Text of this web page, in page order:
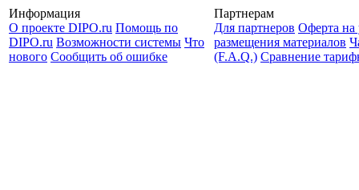
Информация
О проекте DIPO.ru Помощь по
DIPO.ru Возможности системы Что
нового Сообщить об ошибке
Партнерам
Для партнеров Оферта на
размещения материалов
(F.A.Q.) Cравнение